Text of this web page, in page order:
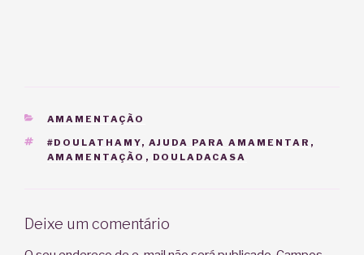
CATEGORIAS
AMAMENTAÇÃO
TAGS
#DOULATHAMY, AJUDA PARA AMAMENTAR ,
AMAMENTAÇÃO , DOULADACASA
Deixe um comentário